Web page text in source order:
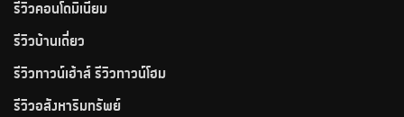
รีวิวคอนโดมิเนียม
รีวิวบ้านเดี่ยว
รีวิวทาวน์เฮ้าส์ รีวิวทาวน์โฮม
รีวิวอสังหาริมทรัพย์